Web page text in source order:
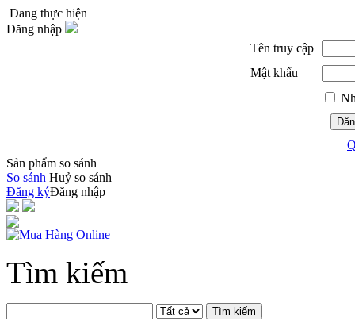
Đang thực hiện
Đăng nhập
Tên truy cập
Mật khẩu
Sản phẩm so sánh
So sánh Huỷ so sánh
Đăng kýĐăng nhập
Tìm kiếm
Tìm kiếm